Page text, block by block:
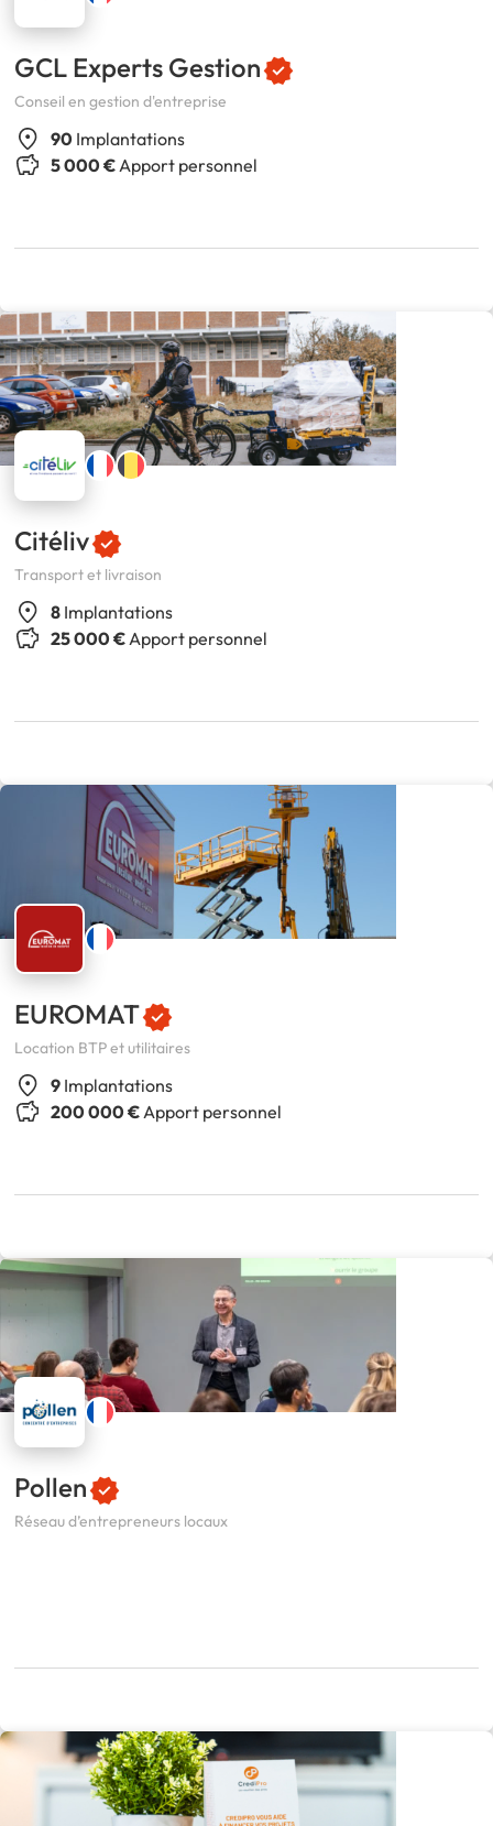
GCL Experts Gestion
Conseil en gestion d'entreprise
90 Implantations
5 000 € Apport personnel
Citéliv
Transport et livraison
8 Implantations
25 000 € Apport personnel
EUROMAT
Location BTP et utilitaires
9 Implantations
200 000 € Apport personnel
Pollen
Réseau d’entrepreneurs locaux